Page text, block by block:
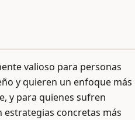
valioso para personas
y quieren un enfoque más
y para quienes sufren
concretas más